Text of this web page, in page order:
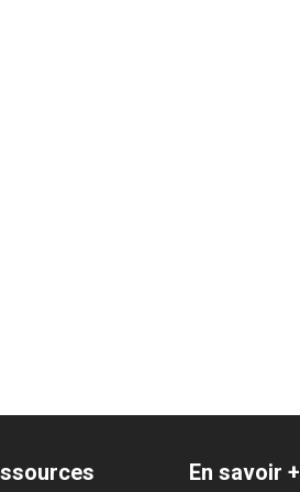
En savoir +